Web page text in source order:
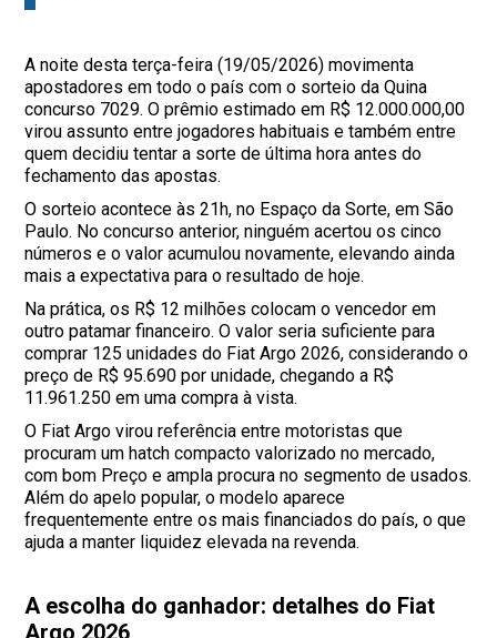
A noite desta terça-feira (19/05/2026) movimenta
apostadores em todo o país com o sorteio da Quina
concurso 7029. O prêmio estimado em R$ 12.000.000,00
virou assunto entre jogadores habituais e também entre
quem decidiu tentar a sorte de última hora antes do
fechamento das apostas.
O sorteio acontece às 21h, no Espaço da Sorte, em São
Paulo. No concurso anterior, ninguém acertou os cinco
números e o valor acumulou novamente, elevando ainda
mais a expectativa para o resultado de hoje.
Na prática, os R$ 12 milhões colocam o vencedor em
outro patamar financeiro. O valor seria suficiente para
comprar 125 unidades do Fiat Argo 2026, considerando o
preço de R$ 95.690 por unidade, chegando a R$
11.961.250 em uma compra à vista.
O Fiat Argo virou referência entre motoristas que
procuram um hatch compacto valorizado no mercado,
com bom Preço e ampla procura no segmento de usados.
Além do apelo popular, o modelo aparece
frequentemente entre os mais financiados do país, o que
ajuda a manter liquidez elevada na revenda.
A escolha do ganhador: detalhes do Fiat
Argo 2026